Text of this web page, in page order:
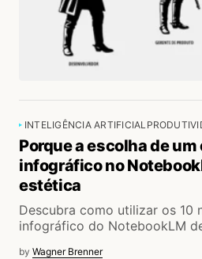
INTELIGÊNCIA ARTIFICIAL
Porque a escolha de
infográfico no
estética
Descubra como utilizar os 10
infográfico do NotebookLM
by Wagner Brenner